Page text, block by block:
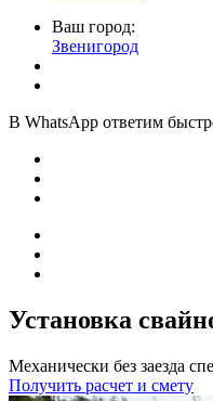
Ваш город:
Звенигород
В WhatsApp ответим
Установка
Механически без заезда
Получить расчет и смету